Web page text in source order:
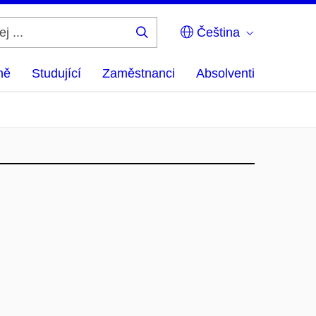
Čeština
Studující Zaměstnanci Absolventi